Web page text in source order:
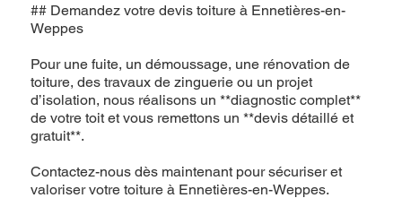
## Demandez votre devis toiture à Ennetières-en-
Weppes
Pour une fuite, un démoussage, une rénovation de
toiture, des travaux de zinguerie ou un projet
d’isolation, nous réalisons un **diagnostic complet**
de votre toit et vous remettons un **devis détaillé et
gratuit**.
Contactez-nous dès maintenant pour sécuriser et
valoriser votre toiture à Ennetières-en-Weppes.